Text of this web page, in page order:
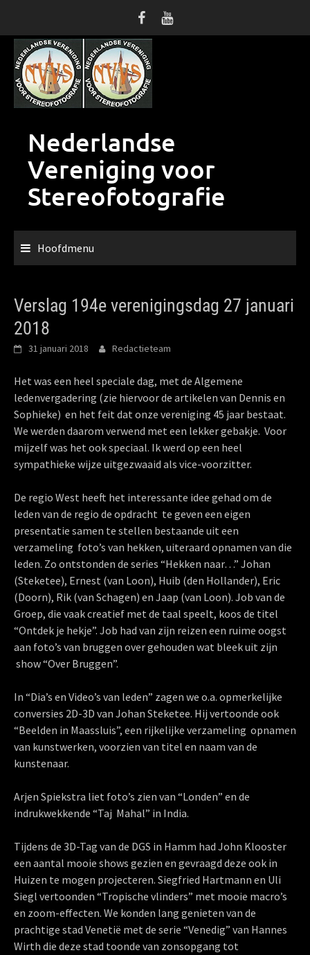
inhoud
Nederlandse
Vereniging voor
Stereofotografie
Hoofdmenu
Verslag 194e verenigingsdag 27 januari
2018
31 januari 2018 Redactieteam
Het was een heel speciale dag, met de Algemene
ledenvergadering (zie hiervoor de artikelen van Dennis en
Sophieke) en het feit dat onze vereniging 45 jaar bestaat.
We werden daarom verwend met een lekker gebakje. Voor
mijzelf was het ook speciaal. Ik werd op een heel
sympathieke wijze uitgezwaaid als vice-voorzitter.
De regio West heeft het interessante idee gehad om de
leden van de regio de opdracht te geven een eigen
presentatie samen te stellen bestaande uit een
verzameling foto’s van hekken, uiteraard opnamen van die
leden. Zo ontstonden de series “Hekken naar…” Johan
(Steketee), Ernest (van Loon), Huib (den Hollander), Eric
(Doorn), Rik (van Schagen) en Jaap (van Loon). Job van de
Groep, die vaak creatief met de taal speelt, koos de titel
“Ontdek je hekje”. Job had van zijn reizen een ruime oogst
aan foto’s van bruggen over gehouden wat bleek uit zijn
show “Over Bruggen”.
In “Dia’s en Video’s van leden” zagen we o.a. opmerkelijke
conversies 2D-3D van Johan Steketee. Hij vertoonde ook
“Beelden in Maassluis”, een rijkelijke verzameling opnamen
van kunstwerken, voorzien van titel en naam van de
kunstenaar.
Arjen Spiekstra liet foto’s zien van “Londen” en de
indrukwekkende “Taj Mahal” in India.
Tijdens de 3D-Tag van de DGS in Hamm had John Klooster
een aantal mooie shows gezien en gevraagd deze ook in
Huizen te mogen projecteren. Siegfried Hartmann en Uli
Siegl vertoonden “Tropische vlinders” met mooie macro’s
en zoom-effecten. We konden lang genieten van de
prachtige stad Venetië met de serie “Venedig” van Hannes
Wirth die deze stad toonde van zonsopgang tot